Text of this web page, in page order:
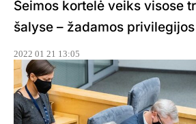
Šeimos kortelė veiks visose
šalyse – žadamos privilegijos
2022 01 21 13:05